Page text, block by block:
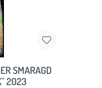
SMARAGD
2023